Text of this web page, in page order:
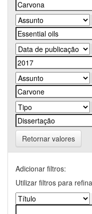
Retornar valores
Adicionar filtros:
Utilizar filtros para